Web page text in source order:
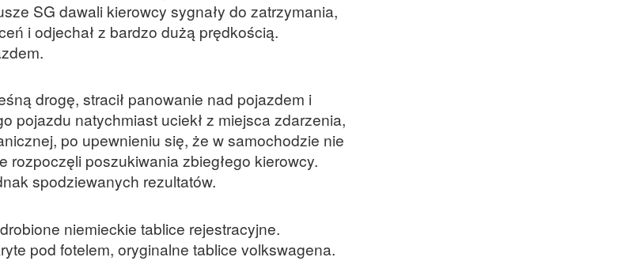
SG dawali kierowcy sygnały do zatrzymania,
i odjechał z bardzo dużą prędkością.
drogę, stracił panowanie nad pojazdem i
pojazdu natychmiast uciekł z miejsca zdarzenia,
po upewnieniu się, że w samochodzie nie
rozpoczęli poszukiwania zbiegłego kierowcy.
spodziewanych rezultatów.
niemieckie tablice rejestracyjne.
pod fotelem, oryginalne tablice volkswagena.